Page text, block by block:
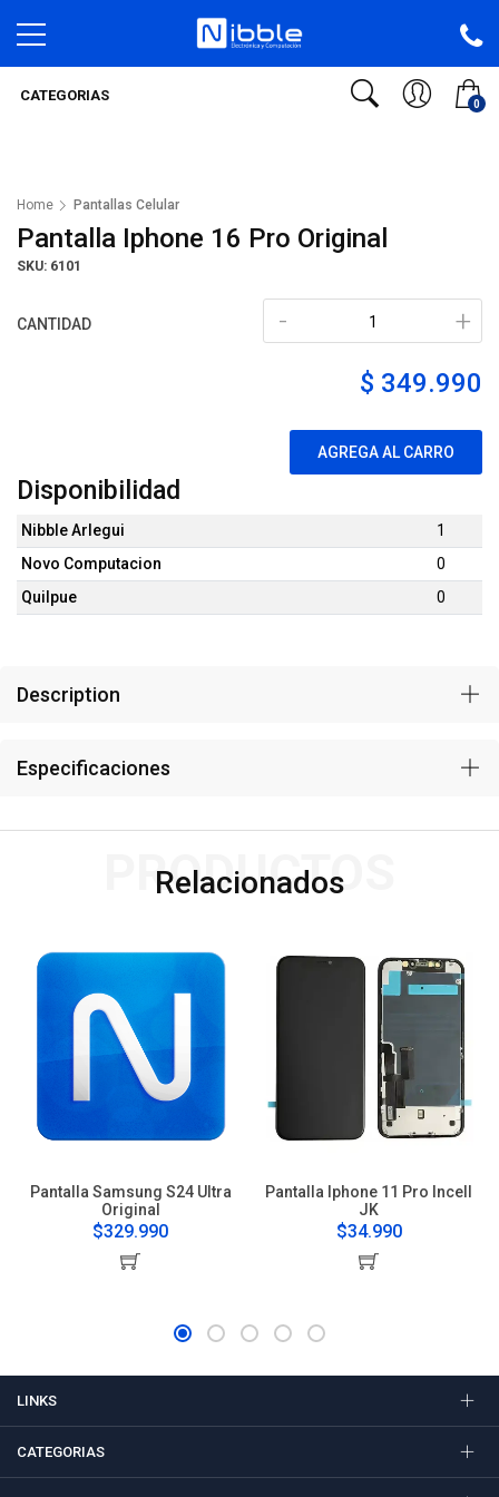
0
CATEGORIAS
Home Pantallas Celular
Pantalla Iphone 16 Pro Original
SKU: 6101
CANTIDAD +
-
$ 349.990
AGREGA AL CARRO
Disponibilidad
Nibble Arlegui
1
Novo Computacion
0
Quilpue
0
Description
Especificaciones
Relacionados
PRODUCTOS
Pantalla Samsung S24 Ultra
Original
$329.990
Pantalla Iphone 11 Pro Incell
JK
$34.990
LINKS
CATEGORIAS